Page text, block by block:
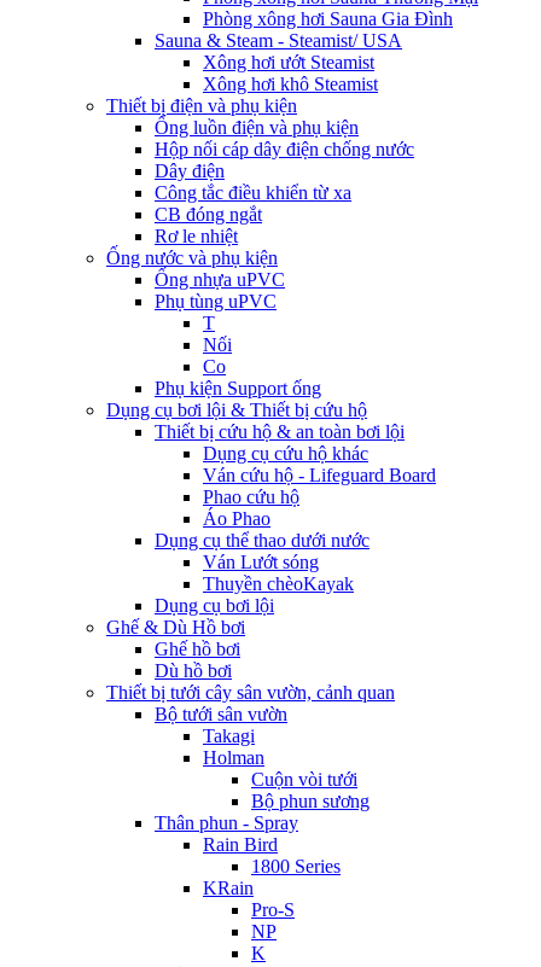
Phòng xông hơi Sauna Gia Đình
Sauna & Steam - Steamist/ USA
Xông hơi ướt Steamist
Xông hơi khô Steamist
Thiết bị điện và phụ kiện
Ống luồn điện và phụ kiện
Hộp nối cáp dây điện chống nước
Dây điện
Công tắc điều khiển từ xa
CB đóng ngắt
Rơ le nhiệt
Ống nước và phụ kiện
Ống nhựa uPVC
Phụ tùng uPVC
T
Nối
Co
Phụ kiện Support ống
Dụng cụ bơi lội & Thiết bị cứu hộ
Thiết bị cứu hộ & an toàn bơi lội
Dụng cụ cứu hộ khác
Ván cứu hộ - Lifeguard Board
Phao cứu hộ
Áo Phao
Dụng cụ thể thao dưới nước
Ván Lướt sóng
Thuyền chèoKayak
Dụng cụ bơi lội
Ghế & Dù Hồ bơi
Ghế hồ bơi
Dù hồ bơi
Thiết bị tưới cây sân vườn, cảnh quan
Bộ tưới sân vườn
Takagi
Holman
Cuộn vòi tưới
Bộ phun sương
Thân phun - Spray
Rain Bird
1800 Series
KRain
Pro-S
NP
K